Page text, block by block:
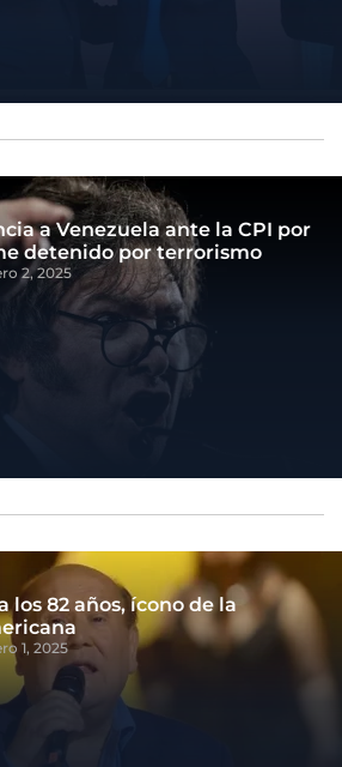
a Venezuela ante la CPI por
detenido por terrorismo
2, 2025
los 82 años, ícono de la
1, 2025